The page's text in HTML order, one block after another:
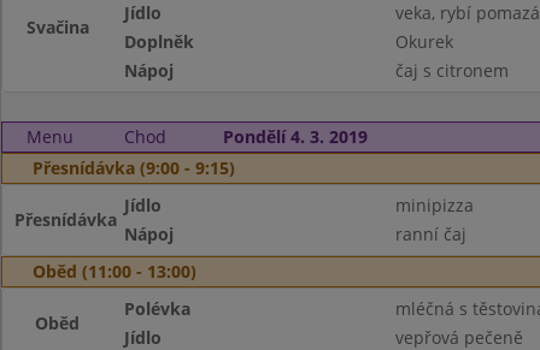
Svačina
Jídlo
veka, rybí
Doplněk
Okurek
Nápoj
čaj s citronem
Menu Chod
Pondělí 4. 3. 2019
Přesnídávka (9:00 - 9:15)
Přesnídávka
Jídlo
minipizza
Nápoj
ranní čaj
Oběd (11:00 - 13:00)
Oběd
Polévka
mléčná s
Jídlo
vepřová pečeně